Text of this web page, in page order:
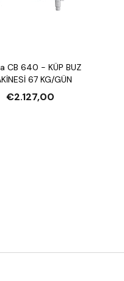
CB 640 - KÜP BUZ
67 KG/GÜN
€2.127,00